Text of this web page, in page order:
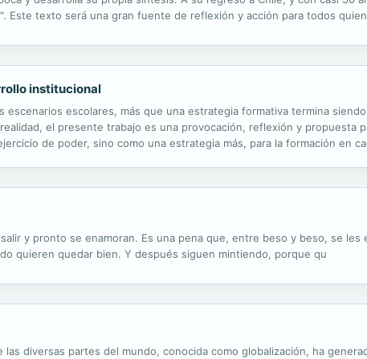
Este texto será una gran fuente de reflexión y acción para todos
institucional
escenarios escolares, más que una estrategia formativa termina
el presente trabajo es una provocación, reflexión y propuesta
de poder, sino como una estrategia más, para la formación en
y pronto se enamoran. Es una pena que, entre beso y beso, se les
quieren quedar bien. Y después siguen mintiendo, porque qu
diversas partes del mundo, conocida como globalización, ha